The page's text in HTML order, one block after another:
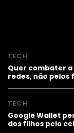
TECH
Quer combater
redes, não pelos
TECH
Google Wallet
dos filhos pelo